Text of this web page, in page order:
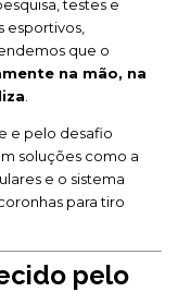
testes e
esportivos,
que o
na mão, na
e pelo desafio
soluções como a
e o sistema
para tiro
pelo